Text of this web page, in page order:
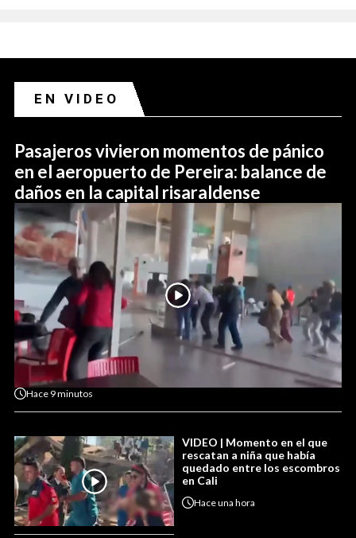
EN VIDEO
Pasajeros vivieron momentos de pánico
en el aeropuerto de Pereira: balance de
daños en la capital risaraldense
Hace 9 minutos
VIDEO | Momento en el que
rescatan a niña que había
quedado entre los escombros
en Cali
Haceuna hora